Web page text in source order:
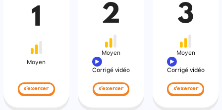
1
Moyen
s'exercer
2
Moyen
Corrigé vidéo
s'exercer
3
Moyen
Corrigé vidéo
s'exercer